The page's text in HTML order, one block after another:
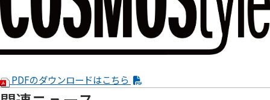
PDFのダウンロードはこちら